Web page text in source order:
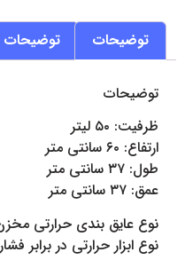
توضیحات توضیحات
توضیحات
ظرفیت: ۵۰ لیتر
ارتفاع: ۶۰ سانتی متر
طول: ۳۷ سانتی متر
عمق: ۳۷ سانتی متر
نوع عایق بندی حرارتی